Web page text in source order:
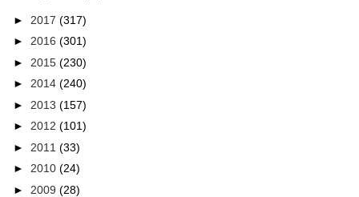
► 2017 (317)
► 2016 (301)
► 2015 (230)
► 2014 (240)
► 2013 (157)
► 2012 (101)
► 2011 (33)
► 2010 (24)
► 2009 (28)